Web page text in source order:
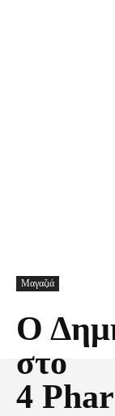
Μαγαζιά
Ο
στο
4